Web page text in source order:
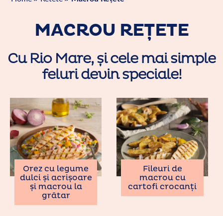
MACROU REȚETE
Cu Rio Mare, și cele mai simple
feluri devin speciale!
Orez cu legume
dulci și acrișoare
și macrou la
grătar
Fileuri de
macrou cu
cartofi crocanți